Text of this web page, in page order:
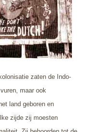
zaten de Indo-
maar ook
land geboren en
zijde zij moesten